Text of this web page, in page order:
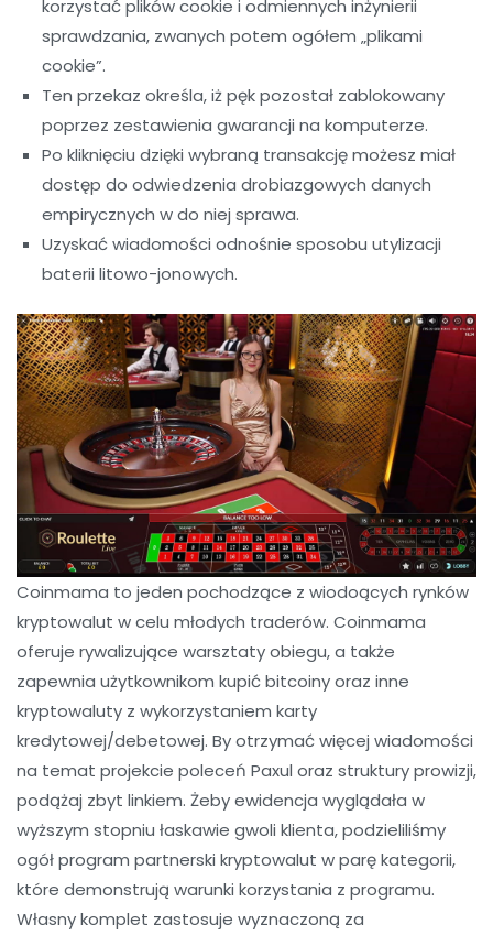
korzystać plików cookie i odmiennych inżynierii
sprawdzania, zwanych potem ogółem „plikami
cookie”.
Ten przekaz określa, iż pęk pozostał zablokowany
poprzez zestawienia gwarancji na komputerze.
Po kliknięciu dzięki wybraną transakcję możesz miał
dostęp do odwiedzenia drobiazgowych danych
empirycznych w do niej sprawa.
Uzyskać wiadomości odnośnie sposobu utylizacji
baterii litowo-jonowych.
Coinmama to jeden pochodzące z wiodoących rynków
kryptowalut w celu młodych traderów. Coinmama
oferuje rywalizujące warsztaty obiegu, a także
zapewnia użytkownikom kupić bitcoiny oraz inne
kryptowaluty z wykorzystaniem karty
kredytowej/debetowej. By otrzymać więcej wiadomości
na temat projekcie poleceń Paxul oraz struktury prowizji,
podążaj zbyt linkiem. Żeby ewidencja wyglądała w
wyższym stopniu łaskawie gwoli klienta, podzieliliśmy
ogół program partnerski kryptowalut w parę kategorii,
które demonstrują warunki korzystania z programu.
Własny komplet zastosuje wyznaczoną za